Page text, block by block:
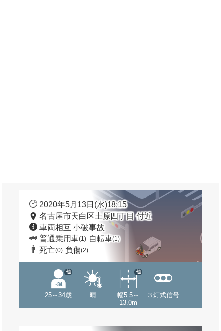
2020年5月13日(水)18:15
名古屋市天白区土原四丁目 付近
車両相互 小破事故
普通乗用車(1) 自転車(1)
死亡(0) 負傷(2)
25～34歳
他
晴
幅5.5～
13.0m
他
３灯式信号